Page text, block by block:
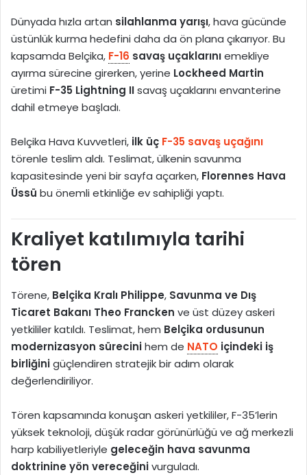
Dünyada hızla artan silahlanma yarışı, hava gücünde
üstünlük kurma hedefini daha da ön plana çıkarıyor. Bu
kapsamda Belçika, F-16 savaş uçaklarınıemekliye
ayırma sürecine girerken, yerine Lockheed Martin
üretimi F-35 Lightning IIsavaş uçaklarını envanterine
dahil etmeye başladı.
Belçika Hava Kuvvetleri, ilk üç F-35 savaş uçağını
törenle teslim aldı. Teslimat, ülkenin savunma
kapasitesinde yeni bir sayfa açarken, Florennes Hava
Üssü bu önemli etkinliğe ev sahipliği yaptı.
Kraliyet katılımıyla tarihi
tören
Törene, Belçika Kralı Philippe, Savunma ve Dış
Ticaret Bakanı Theo Francken ve üst düzey askeri
yetkililer katıldı. Teslimat, hem Belçika ordusunun
modernizasyon sürecinihem de NATO içindeki iş
birliğinigüçlendiren stratejik bir adım olarak
değerlendiriliyor.
Tören kapsamında konuşan askeri yetkililer, F-35’lerin
yüksek teknoloji, düşük radar görünürlüğü ve ağ merkezli
harp kabiliyetleriyle geleceğin hava savunma
doktrinine yön vereceğinivurguladı.